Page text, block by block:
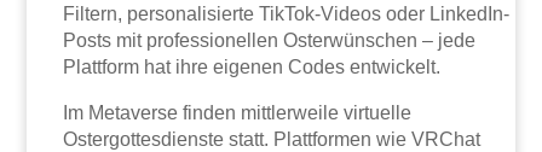
Filtern, personalisierte TikTok-Videos oder LinkedIn-
Posts mit professionellen Osterwünschen – jede
Plattform hat ihre eigenen Codes entwickelt.
Im Metaverse finden mittlerweile virtuelle
Ostergottesdienste statt. Plattformen wie VRChat